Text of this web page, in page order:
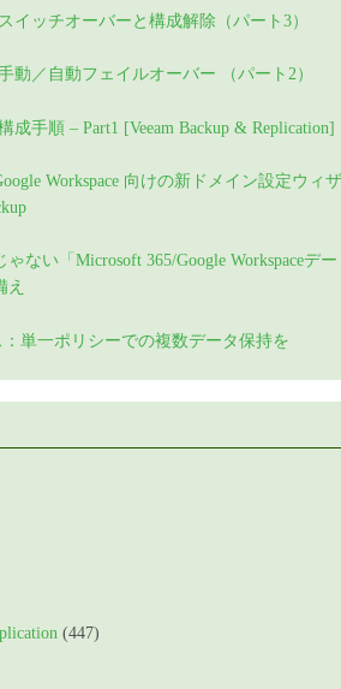
イッチオーバーと構成解除（パート3）
動／自動フェイルオーバー （パート2）
成手順 – Part1 [Veeam Backup & Replication]
Workspace 向けの新ドメイン設定ウィザ
ない「Microsoft 365/Google Workspaceデー
え
単一ポリシーでの複数データ保持を
(447)